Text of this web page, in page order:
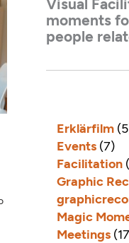
Visual
moments
people
Erklärfilm
Events (7)
Facilitation
Graphic
Magic
Meetings